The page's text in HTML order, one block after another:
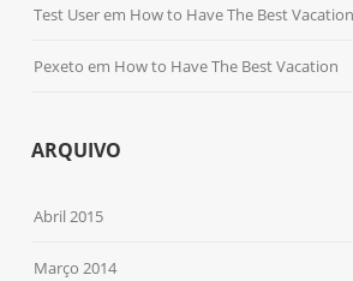
Test Userem How to Have The Best Vacation
Pexeto em How to Have The Best Vacation
ARQUIVO
Abril 2015
Março 2014